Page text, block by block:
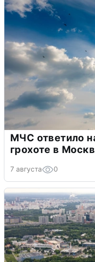
МЧС ответило
грохоте в
7 августа 0